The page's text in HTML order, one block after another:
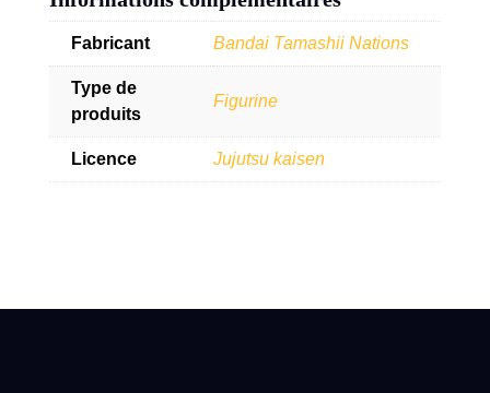
Fabricant Bandai Tamashii Nations
Type de
produits
Figurine
Licence Jujutsu kaisen